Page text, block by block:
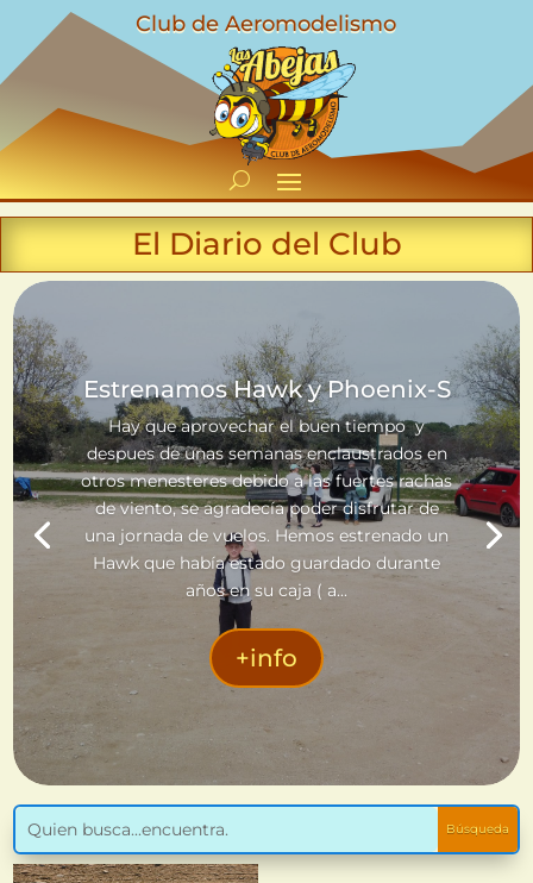
Club de Aeromodelismo
El Diario del Club
Estrenamos Hawk y Phoenix-S
Hay que aprovechar el buen tiempo y
despues de unas semanas enclaustrados en
otros menesteres debido a las fuertes rachas
de viento, se agradecía poder disfrutar de
una jornada de vuelos. Hemos estrenado un
Hawk que había estado guardado durante
años en su caja ( a...
+info